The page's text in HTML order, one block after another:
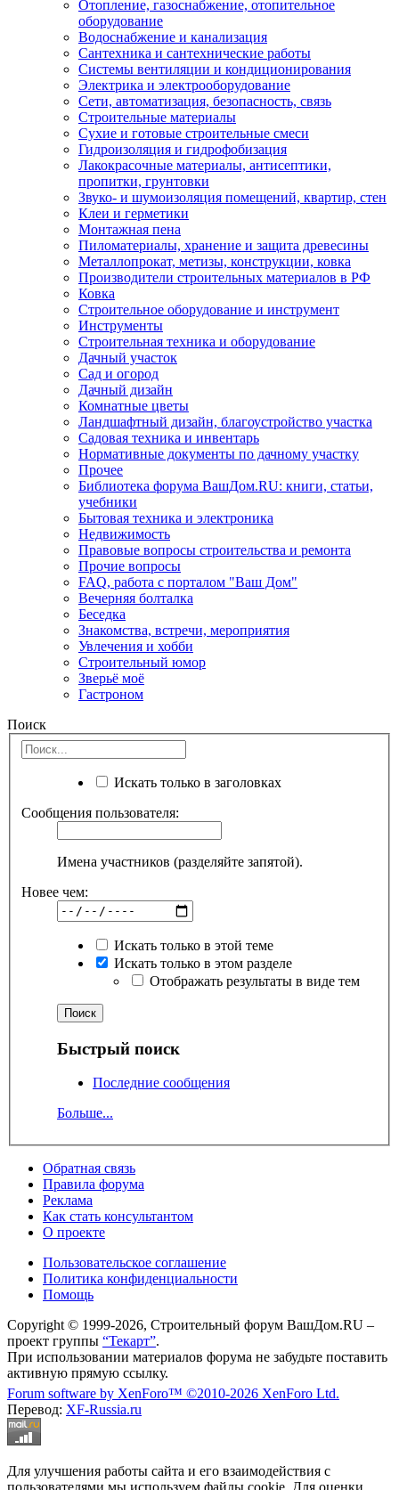
Отопление, газоснабжение, отопительное
оборудование
Водоснабжение и канализация
Сантехника и сантехнические работы
Системы вентиляции и кондиционирования
Электрика и электрооборудование
Сети, автоматизация, безопасность, связь
Строительные материалы
Сухие и готовые строительные смеси
Гидроизоляция и гидрофобизация
Лакокрасочные материалы, антисептики,
пропитки, грунтовки
Звуко- и шумоизоляция помещений, квартир, стен
Клеи и герметики
Монтажная пена
Пиломатериалы, хранение и защита древесины
Металлопрокат, метизы, конструкции, ковка
Производители строительных материалов в РФ
Ковка
Строительное оборудование и инструмент
Инструменты
Строительная техника и оборудование
Дачный участок
Сад и огород
Дачный дизайн
Комнатные цветы
Ландшафтный дизайн, благоустройство участка
Садовая техника и инвентарь
Нормативные документы по дачному участку
Прочее
Библиотека форума ВашДом.RU: книги, статьи,
учебники
Бытовая техника и электроника
Недвижимость
Правовые вопросы строительства и ремонта
Прочие вопросы
FAQ, работа с порталом "Ваш Дом"
Вечерняя болталка
Беседка
Знакомства, встречи, мероприятия
Увлечения и хобби
Строительный юмор
Зверьё моё
Гастроном
Поиск
Искать только в заголовках
Сообщения пользователя:
Имена участников (разделяйте запятой).
Новее чем:
Искать только в этой теме
Искать только в этом разделе
Отображать результаты в виде тем
Быстрый поиск
Последние сообщения
Больше...
Обратная связь
Правила форума
Реклама
Как стать консультантом
О проекте
Пользовательское соглашение
Политика конфиденциальности
Помощь
Copyright © 1999-2026, Строительный форум ВашДом.RU –
проект группы “Текарт”.
При использовании материалов форума не забудьте поставить
активную прямую ссылку.
Forum software by XenForo™ ©2010-2026 XenForo Ltd.
Перевод: XF-Russia.ru
Для улучшения работы сайта и его взаимодействия с